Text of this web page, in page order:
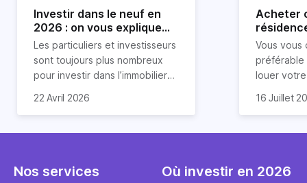
Investir dans le neuf en
2026 : on vous explique
tout !
Les particuliers et investisseurs
sont toujours plus nombreux
pour investir dans l’immobilier
nombreux avantages à choisir
expliquons tout dans cet
22 Avril 2026
Acheter
règle
révélée
Vous vous
préférable
louer
expert en
règle
l'argent
principale
16 Juillet
Nos services
Où investir en 2026